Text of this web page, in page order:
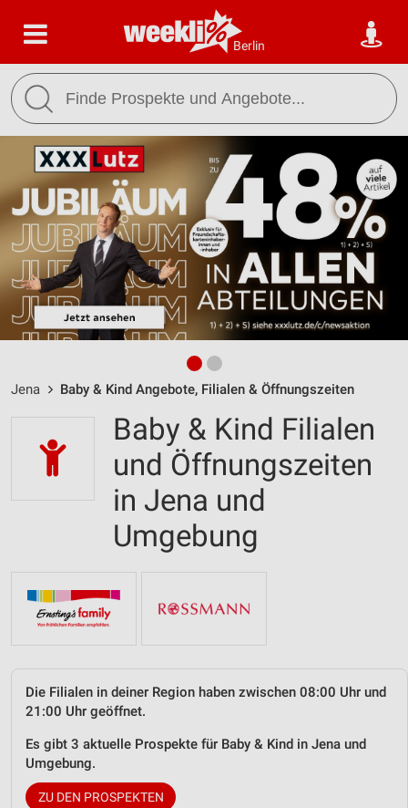
Berlin
Jena Baby & Kind Angebote, Filialen & Öffnungszeiten
Baby & Kind Filialen
und Öffnungszeiten
in Jena und
Umgebung
Die Filialen in deiner Region haben zwischen 08:00 Uhr und
21:00 Uhr geöffnet.
Es gibt 3 aktuelle Prospekte für Baby & Kind in Jena und
Umgebung.
ZU DEN PROSPEKTEN